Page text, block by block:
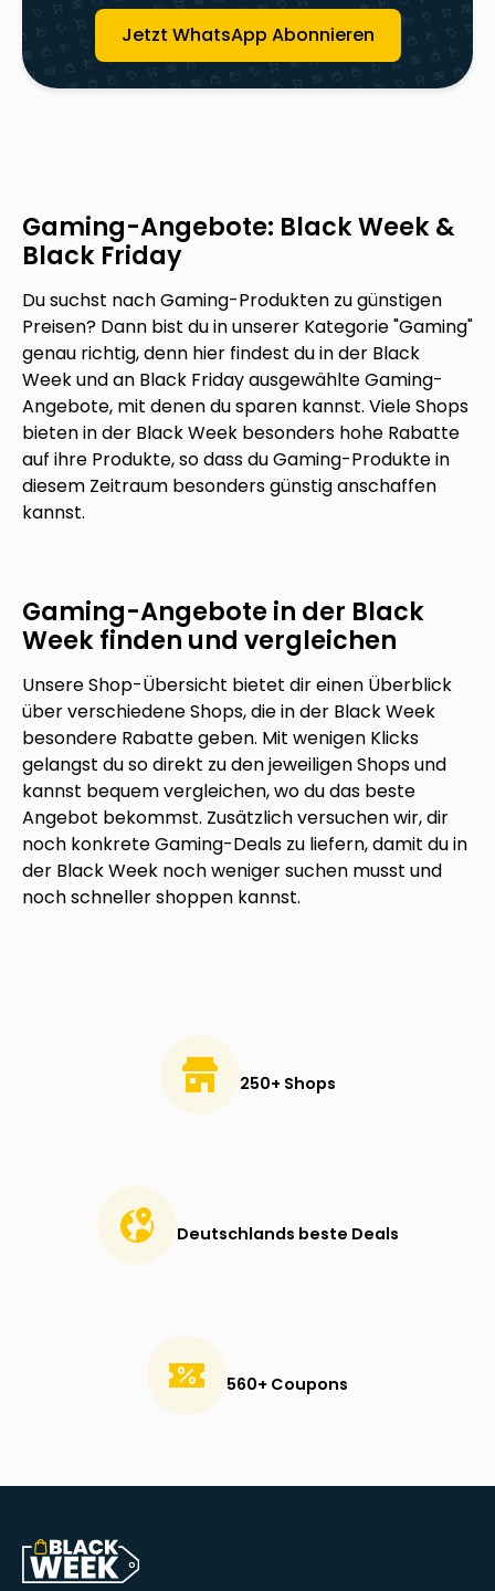
Jetzt WhatsApp Abonnieren
Gaming-Angebote: Black Week &
Black Friday
Du suchst nach Gaming-Produkten zu günstigen
Preisen? Dann bist du in unserer Kategorie "Gaming"
genau richtig, denn hier findest du in der Black
Week und an Black Friday ausgewählte Gaming-
Angebote, mit denen du sparen kannst. Viele Shops
bieten in der Black Week besonders hohe Rabatte
auf ihre Produkte, so dass du Gaming-Produkte in
diesem Zeitraum besonders günstig anschaffen
kannst.
Gaming-Angebote in der Black
Week finden und vergleichen
Unsere Shop-Übersicht bietet dir einen Überblick
über verschiedene Shops, die in der Black Week
besondere Rabatte geben. Mit wenigen Klicks
gelangst du so direkt zu den jeweiligen Shops und
kannst bequem vergleichen, wo du das beste
Angebot bekommst. Zusätzlich versuchen wir, dir
noch konkrete Gaming-Deals zu liefern, damit du in
der Black Week noch weniger suchen musst und
noch schneller shoppen kannst.
250+ Shops
Deutschlands beste Deals
560+ Coupons